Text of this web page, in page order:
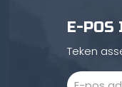
E-POS
Teken